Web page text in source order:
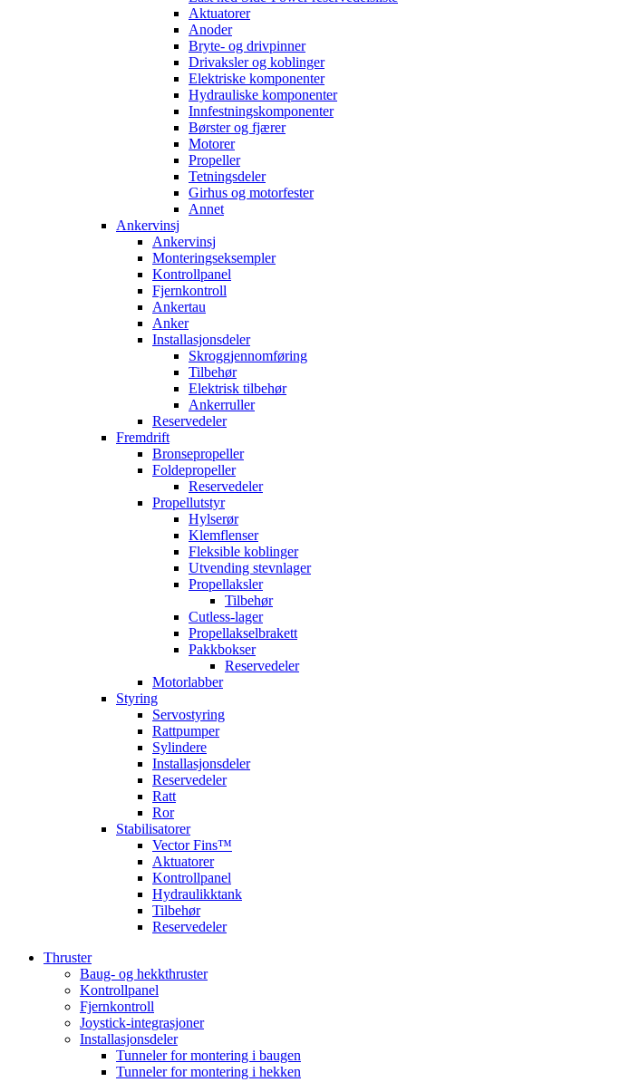
Aktuatorer
Anoder
Bryte- og drivpinner
Drivaksler og koblinger
Elektriske komponenter
Hydrauliske komponenter
Innfestningskomponenter
Børster og fjærer
Motorer
Propeller
Tetningsdeler
Girhus og motorfester
Annet
Ankervinsj
Ankervinsj
Monteringseksempler
Kontrollpanel
Fjernkontroll
Ankertau
Anker
Installasjonsdeler
Skroggjennomføring
Tilbehør
Elektrisk tilbehør
Ankerruller
Reservedeler
Fremdrift
Bronsepropeller
Foldepropeller
Reservedeler
Propellutstyr
Hylserør
Klemflenser
Fleksible koblinger
Utvending stevnlager
Propellaksler
Tilbehør
Cutless-lager
Propellakselbrakett
Pakkbokser
Reservedeler
Motorlabber
Styring
Servostyring
Rattpumper
Sylindere
Installasjonsdeler
Reservedeler
Ratt
Ror
Stabilisatorer
Vector Fins™
Aktuatorer
Kontrollpanel
Hydraulikktank
Tilbehør
Reservedeler
Thruster
Baug- og hekkthruster
Kontrollpanel
Fjernkontroll
Joystick-integrasjoner
Installasjonsdeler
Tunneler for montering i baugen
Tunneler for montering i hekken